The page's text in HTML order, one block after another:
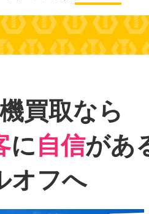
買取なら
に自信があ
オフへ